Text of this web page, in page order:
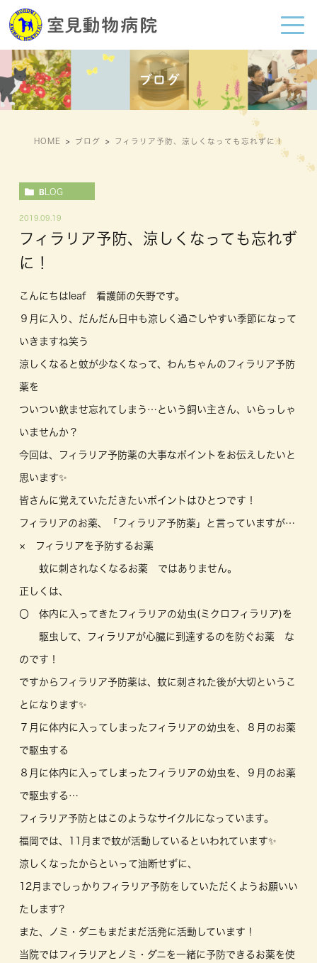
ブログ
HOME ブログ フィラリア予防、涼しくなっても忘れずに！
BLOG
2019.09.19
フィラリア予防、涼しくなっても忘れず
に！
こんにちはleaf 看護師の矢野です。
９月に入り、だんだん日中も涼しく過ごしやすい季節になって
いきますね笑う
涼しくなると蚊が少なくなって、わんちゃんのフィラリア予防
薬を
ついつい飲ませ忘れてしまう…という飼い主さん、いらっしゃ
いませんか？
今回は、フィラリア予防薬の大事なポイントをお伝えしたいと
思います✨
皆さんに覚えていただきたいポイントはひとつです！
フィラリアのお薬、「フィラリア予防薬」と言っていますが…
× フィラリアを予防するお薬
蚊に刺されなくなるお薬 ではありません。
正しくは、
〇 体内に入ってきたフィラリアの幼虫(ミクロフィラリア)を
駆虫して、フィラリアが心臓に到達するのを防ぐお薬 な
のです！
ですからフィラリア予防薬は、蚊に刺された後が大切というこ
とになります✨
７月に体内に入ってしまったフィラリアの幼虫を、８月のお薬
で駆虫する
８月に体内に入ってしまったフィラリアの幼虫を、９月のお薬
で駆虫する…
フィラリア予防とはこのようなサイクルになっています。
福岡では、11月まで蚊が活動しているといわれています✨
涼しくなったからといって油断せずに、
12月までしっかりフィラリア予防をしていただくようお願いい
たします?
また、ノミ・ダニもまだまだ活発に活動しています！
当院ではフィラリアとノミ・ダニを一緒に予防できるお薬を使